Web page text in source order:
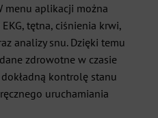
menu aplikacji można
tętna, ciśnienia krwi,
analizy snu. Dzięki temu
zdrowotne w czasie
kontrolę stanu
uruchamiania